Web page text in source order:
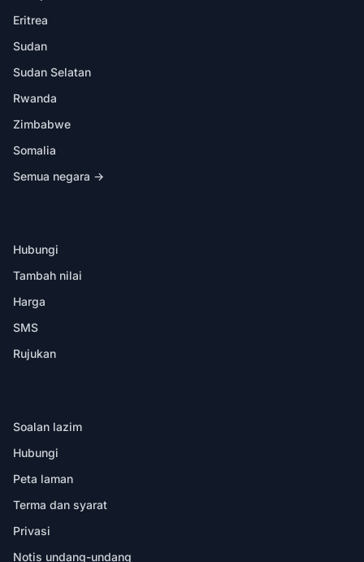
Eritrea
Sudan
Sudan Selatan
Rwanda
Zimbabwe
Somalia
Semua negara →
Hubungi
Tambah nilai
Harga
SMS
Rujukan
Soalan lazim
Hubungi
Peta laman
Terma dan syarat
Privasi
Notis undang-undang